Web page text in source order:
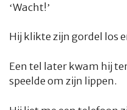
‘Wacht!’
Hij klikte zijn gordel los
Een tel later kwam hij
speelde om zijn lippen.